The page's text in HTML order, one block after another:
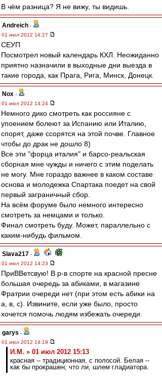
В чём разница? Я не вижу, ты видишь.
Andreich -
01 июл 2012 14:27
СЕУП
Посмотрел новый календарь КХЛ. Неожиданно
приятно назначили в выходные дни выезда в
такие города, как Прага, Рига, Минск, Донецк.
Nox -
01 июл 2012 14:24
Немного дико смотреть как россияне с
упоением болеют за Испанию или Италию,
спорят, даже ссорятся на этой почве. Главное
чтобы до драк не дошло 8)
Все эти "форца италия" и барсо-реальская
сборная мне чужды и ничего с этим поделать
не могу. Мне гораздо важнее в каком составе
основа и молодежка Спартака поедет на свой
первый заграничный сбор.
На всём форуме было немного интересно
смотреть за немцами и только.
Финал смотреть буду. Может, параллельно с
каким-нибудь фильмом.
Slava217 -
01 июл 2012 14:23
ПриВВетсвую! В р-в спорте на красной пресне
большая очередь за абиками, в магазине
Фратрии очереди нет (при этом есть абики на
а, в, с). Извините, если уже было, просто
хочется помочь людям избежать очереди.
garys -
01 июл 2012 14:19
И.М. » 01 июл 2012 15:13
красная -- традиционная, с полосой. Белая --
как бы прокрашен, что ли, шлем гладиатора.